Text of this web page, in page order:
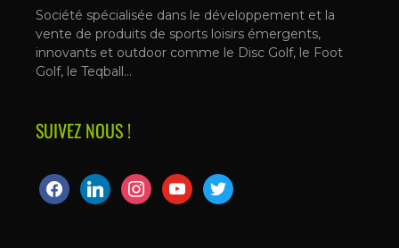
Société spécialisée dans le développement et la
vente de produits de sports loisirs émergents,
innovants et outdoor comme le Disc Golf, le Foot
Golf, le Teqball…
SUIVEZ NOUS !